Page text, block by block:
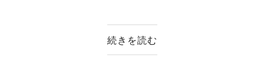
続きを読む